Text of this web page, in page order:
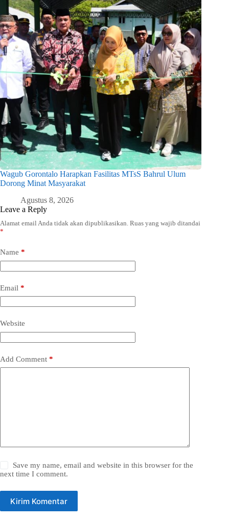
Wagub Gorontalo Harapkan Fasilitas MTsS Bahrul Ulum
Dorong Minat Masyarakat
Agustus 8, 2026
Leave a Reply
Alamat email Anda tidak akan dipublikasikan. Ruas yang wajib ditandai
*
Name *
Email *
Website
Add Comment *
Save my name, email and website in this browser for the
next time I comment.
Kirim Komentar